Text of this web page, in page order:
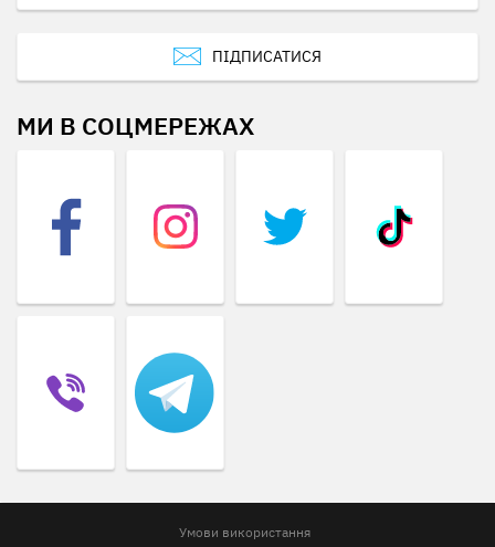
ПІДПИСАТИСЯ
МИ В СОЦМЕРЕЖАХ
Умови використання